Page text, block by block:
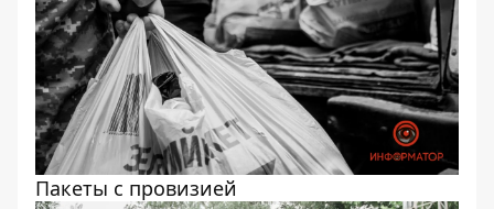
Пакеты с провизией